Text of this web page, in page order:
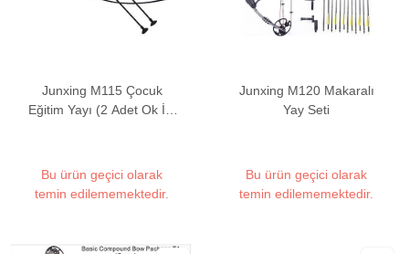
Junxing M115 Çocuk
Eğitim Yayı (2 Adet Ok İle
Bu ürün geçici olarak
temin edilememektedir.
Junxing M120 Makaralı
Yay Seti
Bu ürün geçici olarak
temin edilememektedir.